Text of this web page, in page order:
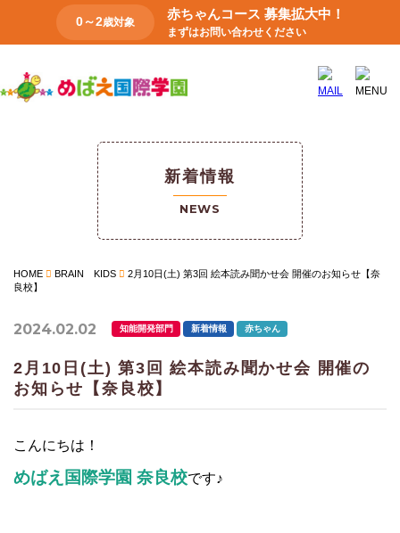
0～2歳対象
赤ちゃんコース 募集拡大中！
まずはお問い合わせください
新着情報
NEWS
HOME BRAIN KIDS
2月10日(土) 第3回 絵本読み聞かせ会 開催のお知らせ【奈
良校】
2024.02.02 知能開発部門 新着情報 赤ちゃん
2月10日(土) 第3回 絵本読み聞かせ会 開催の
お知らせ【奈良校】
こんにちは！
めばえ国際学園 奈良校です♪